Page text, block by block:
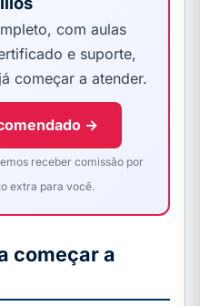
com aulas
e suporte,
começar a atender.
→
receber comissão por
extra para você.
começar a